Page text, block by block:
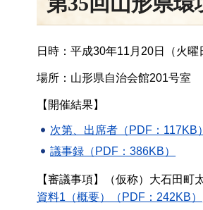
日時：平成30年11月20日（火
場所：山形県自治会館201号室
【開催結果】
次第、出席者（PDF：117KB）
議事録（PDF：386KB）
【審議事項】（仮称）大石田
資料1（概要）（PDF：242KB）